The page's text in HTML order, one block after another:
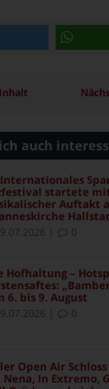
auch
startete
Auftakt
0
Hofhaltung –
6. bis 9. August
0
Open Air
In Extremo,